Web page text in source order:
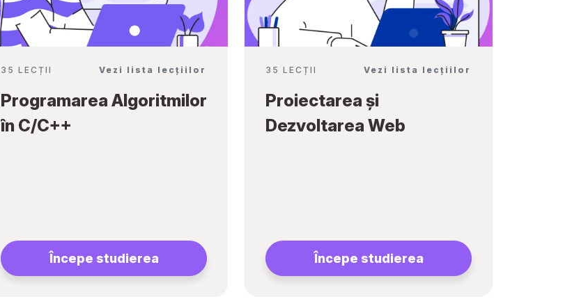
35 LECȚII Vezi lista lecțiilor
Programarea Algoritmilor
în C/C++
Începe studierea
35 LECȚII Vezi lista lecțiilor
Proiectarea și
Dezvoltarea Web
Începe studierea